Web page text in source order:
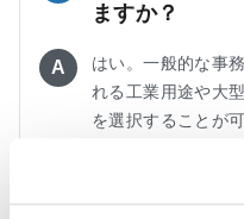
ますか？
A
はい。一般的な事
れる工業用途や大
を選択することが可